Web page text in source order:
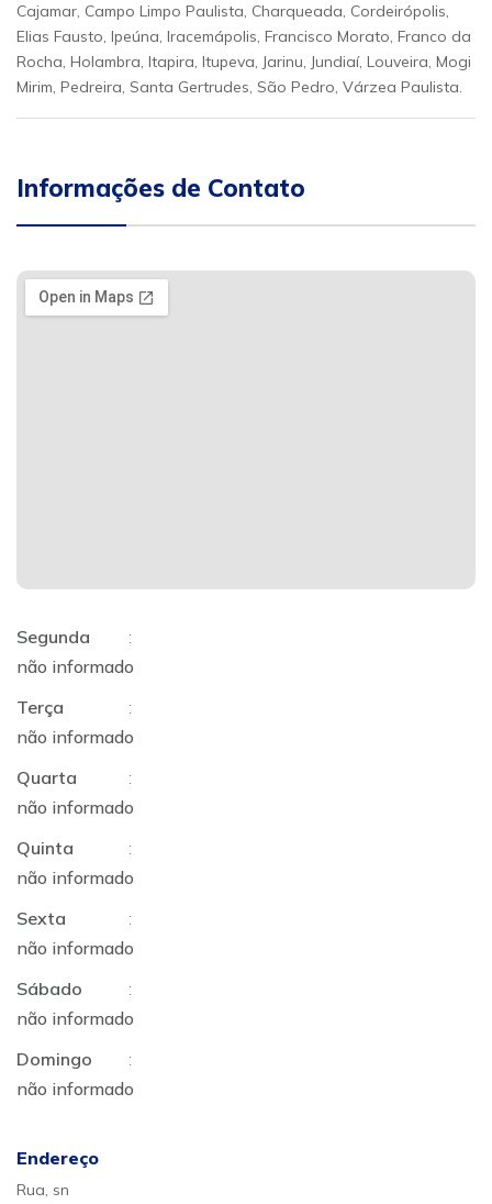
Cajamar, Campo Limpo Paulista, Charqueada, Cordeirópolis,
Elias Fausto, Ipeúna, Iracemápolis, Francisco Morato, Franco da
Rocha, Holambra, Itapira, Itupeva, Jarinu, Jundiaí, Louveira, Mogi
Mirim, Pedreira, Santa Gertrudes, São Pedro, Várzea Paulista.
Informações de Contato
Segunda
:
não informado
Terça
:
não informado
Quarta
:
não informado
Quinta
:
não informado
Sexta
:
não informado
Sábado
:
não informado
Domingo
:
não informado
Endereço
Rua, sn